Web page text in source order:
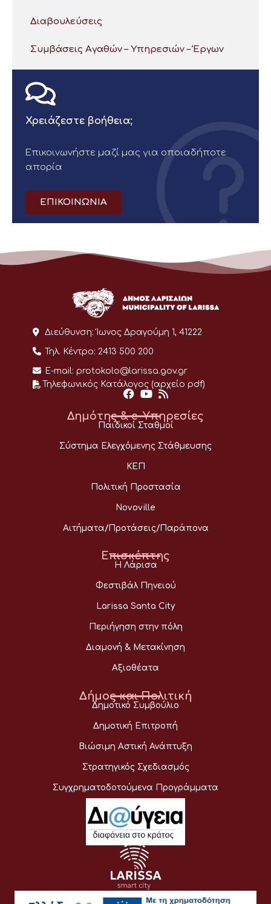
Διαβουλεύσεις
Συμβάσεις Αγαθών – Υπηρεσιών – Έργων
Χρειάζεστε βοήθεια;
Επικοινωνήστε μαζί μας για οποιαδήποτε
απορία
ΕΠΙΚΟΙΝΩΝΙΑ
Διεύθυνση: Ίωνος Δραγούμη 1, 41222
Τηλ. Κέντρο: 2413 500 200
E-mail: protokolo@larissa.gov.gr
Τηλεφωνικός Κατάλογος (αρχείο pdf)
Δημότης & e-Υπηρεσίες
Παιδικοί Σταθμοί
Σύστημα Ελεγχόμενης Στάθμευσης
ΚΕΠ
Πολιτική Προστασία
Novoville
Αιτήματα/Προτάσεις/Παράπονα
Επισκέπτης
Η Λάρισα
Φεστιβάλ Πηνειού
Larissa Santa City
Περιήγηση στην πόλη
Διαμονή & Μετακίνηση
Αξιοθέατα
Δήμος και Πολιτική
Δημοτικό Συμβούλιο
Δημοτική Επιτροπή
Βιώσιμη Αστική Ανάπτυξη
Στρατηγικός Σχεδιασμός
Συγχρηματοδοτούμενα Προγράμματα